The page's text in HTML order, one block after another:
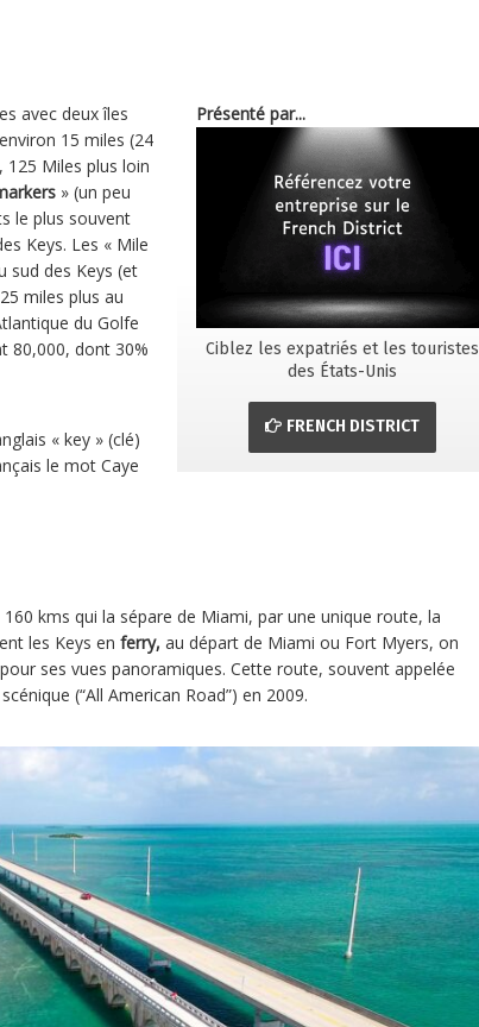
Présenté par...
Ciblez les expatriés et les touristes
des États-Unis
FRENCH DISTRICT
avec deux îles
15 miles (24
125 Miles plus loin
» (un peu
le plus souvent
Keys. Les « Mile
sud des Keys (et
miles plus au
du Golfe
80,000, dont 30%
« key » (clé)
le mot Caye
kms qui la sépare de Miami, par une unique route, la
les Keys en ferry, au départ de Miami ou Fort Myers, on
ses vues panoramiques. Cette route, souvent appelée
(“All American Road”) en 2009.